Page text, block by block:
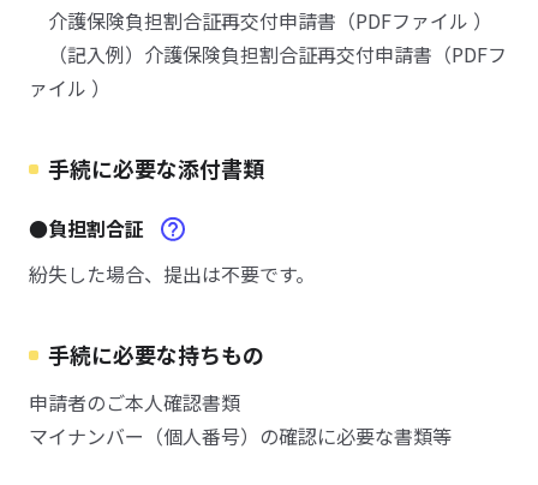
介護保険負担割合証再交付申請書（PDFファイル ）
（記入例）介護保険負担割合証再交付申請書（PDFフ
ァイル ）
手続に必要な添付書類
●負担割合証
紛失した場合、提出は不要です。
手続に必要な持ちもの
申請者のご本人確認書類
マイナンバー（個人番号）の確認に必要な書類等